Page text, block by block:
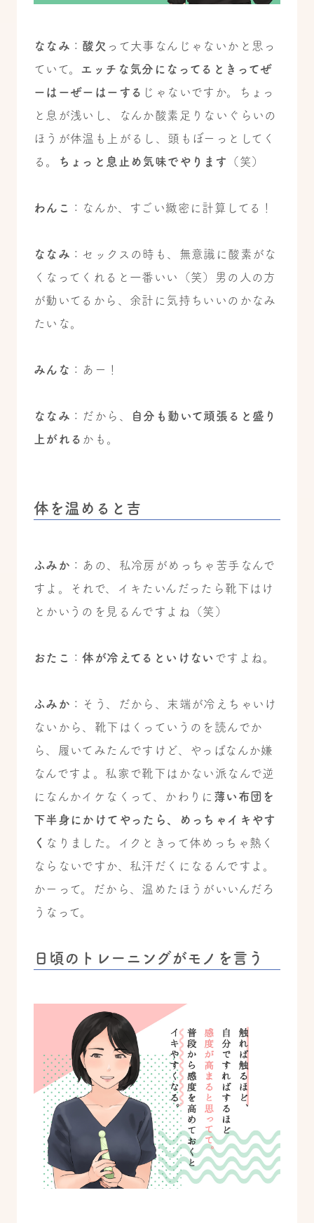
ななみ ： 酸欠 って大事なんじゃないかと思っ
ていて。 エッチな気分になってるときってぜ
ーはーぜーはーする じゃないですか。ちょっ
と息が浅いし、なんか酸素足りないぐらいの
ほうが体温も上がるし、頭もぼーっとしてく
る。
ちょっと息止め気味でやります （笑）
わんこ ：なんか、すごい緻密に計算してる！
ななみ ：セックスの時も、無意識に酸素がな
くなってくれると一番いい（笑）男の人の方
が動いてるから、余計に気持ちいいのかなみ
たいな。
みんな ：あー！
ななみ ：だから、
自分も動いて頑張ると盛り
上がれる かも。
体を温めると吉
ふみか ：あの、私冷房がめっちゃ苦手なんで
すよ。それで、イキたいんだったら靴下はけ
とかいうのを見るんですよね（笑）
おたこ ：体が冷えてるといけない ですよね。
ふみか ：そう、だから、末端が冷えちゃいけ
ないから、靴下はくっていうのを読んでか
ら、履いてみたんですけど、やっぱなんか嫌
なんですよ。私家で靴下はかない派なんで逆
になんかイケなくって、かわりに 薄い布団を
下半身にかけてやったら、めっちゃイキやす
く なりました。イクときって体めっちゃ熱く
ならないですか、私汗だくになるんですよ。
かーって。だから、温めたほうがいいんだろ
うなって。
日頃のトレーニングがモノを言う